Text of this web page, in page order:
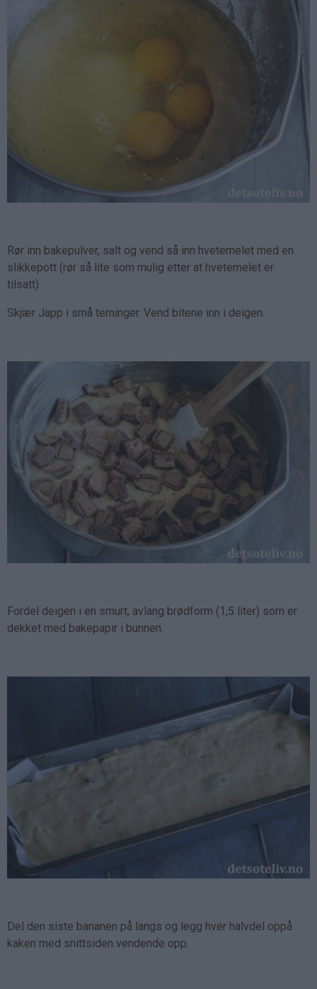
Rør inn bakepulver, salt og vend så inn hvetemelet med en
slikkepott (rør så lite som mulig etter at hvetemelet er
tilsatt).
Skjær Japp i små terninger. Vend bitene inn i deigen.
Fordel deigen i en smurt, avlang brødform (1,5 liter) som er
dekket med bakepapir i bunnen.
Del den siste bananen på langs og legg hver halvdel oppå
kaken med snittsiden vendende opp.